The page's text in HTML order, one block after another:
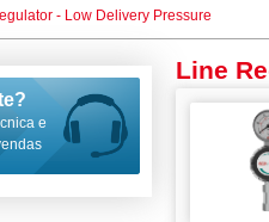
- Low Delivery Pressure
e
Line